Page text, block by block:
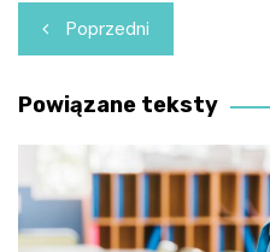
Nawigacja
wpisu
Poprzedni
Powiązane teksty